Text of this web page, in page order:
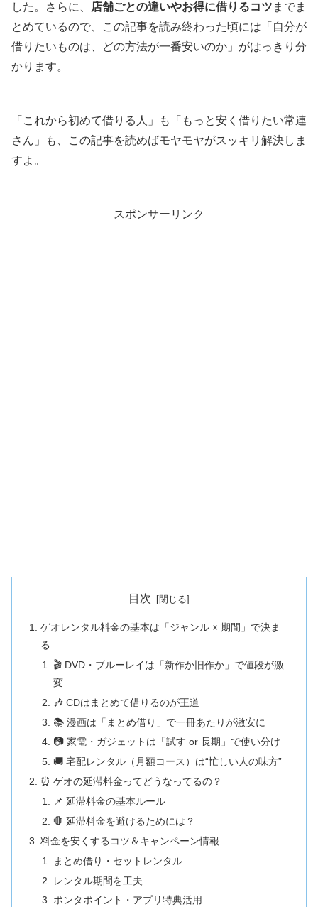
した。さらに、
店舗ごとの違いやお得に借りるコツ までま
とめているので、この記事を読み終わった頃には「自分が
借りたいものは、どの方法が一番安いのか」がはっきり分
かります。
「これから初めて借りる人」も「もっと安く借りたい常連
さん」も、この記事を読めばモヤモヤがスッキリ解決しま
すよ。
スポンサーリンク
目次
ゲオレンタル料金の基本は「ジャンル × 期間」で決ま
る
🎬 DVD・ブルーレイは「新作か旧作か」で値段が激
変
🎶 CDはまとめて借りるのが王道
📚 漫画は「まとめ借り」で一冊あたりが激安に
📷 家電・ガジェットは「試す or 長期」で使い分け
🚚 宅配レンタル（月額コース）は“忙しい人の味方”
⏰ ゲオの延滞料金ってどうなってるの？
📌 延滞料金の基本ルール
🛑 延滞料金を避けるためには？
料金を安くするコツ＆キャンペーン情報
まとめ借り・セットレンタル
レンタル期間を工夫
ポンタポイント・アプリ特典活用